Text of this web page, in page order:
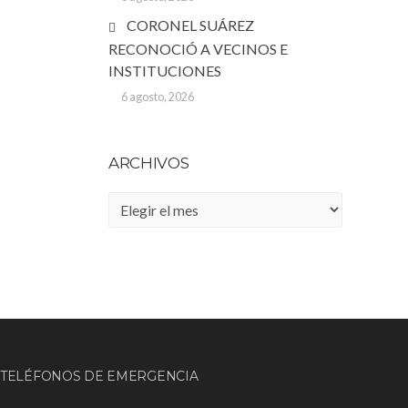
CORONEL SUÁREZ
RECONOCIÓ A VECINOS E
INSTITUCIONES
6 agosto, 2026
ARCHIVOS
Archivos
TELÉFONOS DE EMERGENCIA